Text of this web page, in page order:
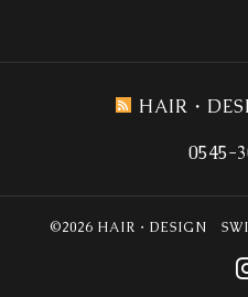
HAIR・
0545-
©2026 HAIR・DESIGN